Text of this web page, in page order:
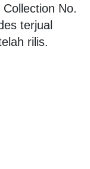
No.
terjual
rilis.